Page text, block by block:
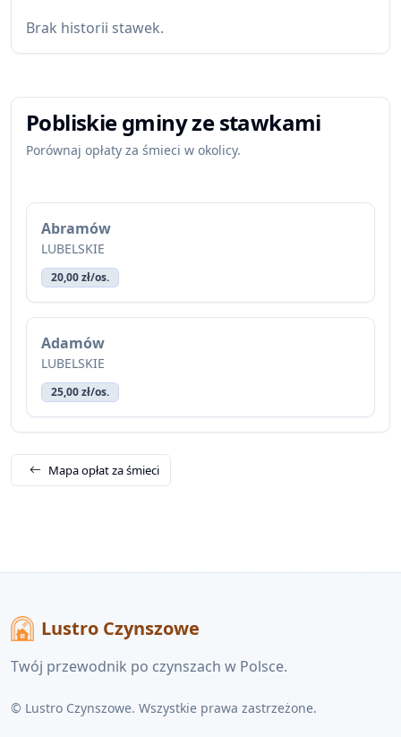
Brak historii stawek.
Pobliskie gminy ze stawkami
Porównaj opłaty za śmieci w okolicy.
Abramów
LUBELSKIE
20,00 zł/os.
Adamów
LUBELSKIE
25,00 zł/os.
Mapa opłat za śmieci
Lustro Czynszowe
Twój przewodnik po czynszach w Polsce.
© Lustro Czynszowe. Wszystkie prawa zastrzeżone.